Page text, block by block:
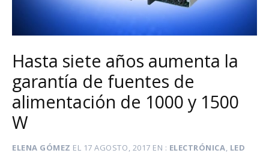
Hasta siete años aumenta la
garantía de fuentes de
alimentación de 1000 y 1500
W
ELENA GÓMEZ EL 17 AGOSTO, 2017 EN ELECTRÓNICA, LED